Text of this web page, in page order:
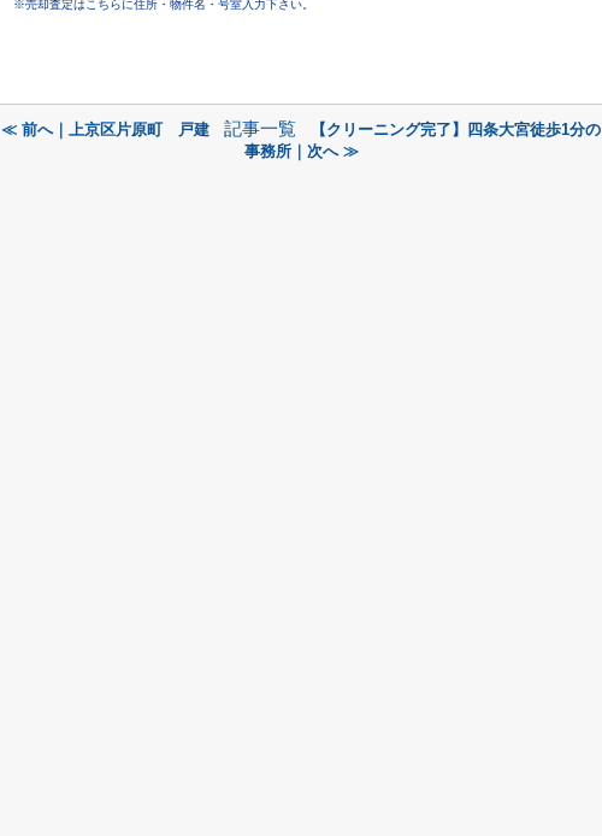
※売却査定はこちらに住所・物件名・号室入力下さい。
≪ 前へ｜上京区片原町 戸建 記事一覧
【クリーニング完了】四条大宮徒歩1分の
事務所｜次へ ≫